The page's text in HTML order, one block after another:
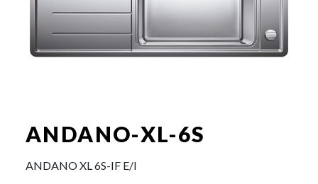
ANDANO-XL-6S
ANDANO XL 6S-IF E/I